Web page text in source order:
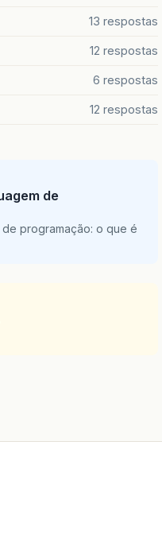
13 respostas
12 respostas
6 respostas
12 respostas
de
programação: o que é